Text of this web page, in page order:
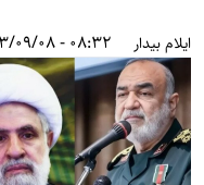
ایلام بیدار 08:32 - 1403/09/08